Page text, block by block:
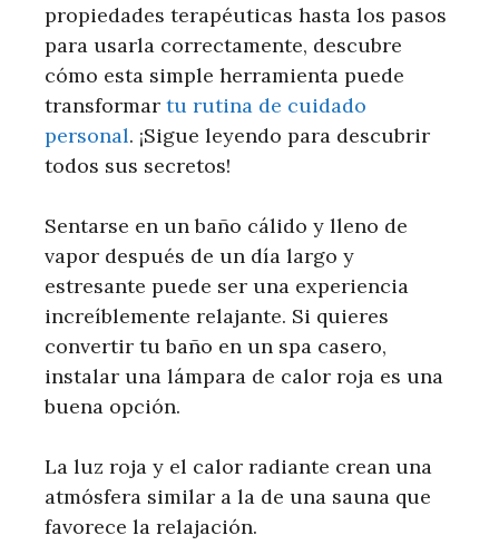
propiedades terapéuticas hasta los pasos
para usarla correctamente, descubre
cómo esta simple herramienta puede
transformar tu rutina de cuidado
personal. ¡Sigue leyendo para descubrir
todos sus secretos!
Sentarse en un baño cálido y lleno de
vapor después de un día largo y
estresante puede ser una experiencia
increíblemente relajante. Si quieres
convertir tu baño en un spa casero,
instalar una lámpara de calor roja es una
buena opción.
La luz roja y el calor radiante crean una
atmósfera similar a la de una sauna que
favorece la relajación.